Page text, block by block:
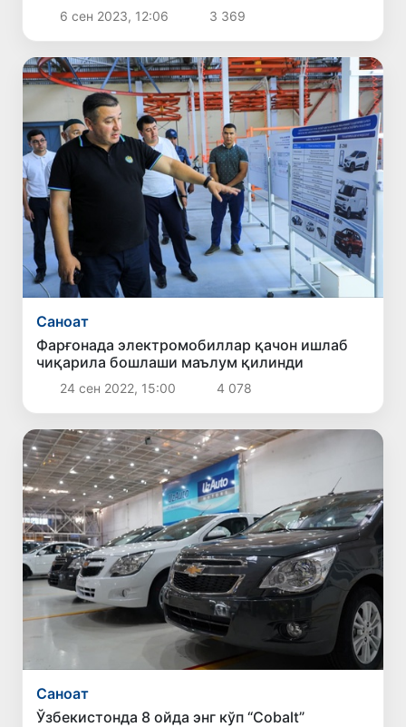
6 сен 2023, 12:06 3 369
Саноат
Фарғонада электромобиллар қачон ишлаб
чиқарила бошлаши маълум қилинди
24 сен 2022, 15:00 4 078
Саноат
Ўзбекистонда 8 ойда энг кўп “Cobalt”